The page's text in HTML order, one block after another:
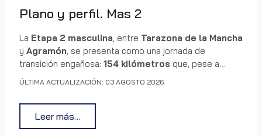
Plano y perfil. Mas 2
La Etapa 2 masculina, entre Tarazona de la Mancha
y Agramón, se presenta como una jornada de
transición engañosa: 154 kilómetros que, pese a
desarrollarse en terreno predominantemente llano,
y los cambios de ritmo. El recorrido enlaza quince
poblaciones y atraviesa una zona donde las largas
rectas y los repechos suaves pueden romper la
ÚLTIMA ACTUALIZACIÓN: 03 AGOSTO 2026
Leer más…